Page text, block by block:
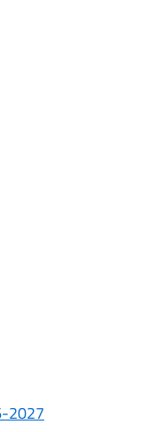
2027